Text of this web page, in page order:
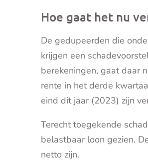
Hoe gaat het nu
De gedupeerden die
krijgen een
berekeningen, gaat daar
rente in het derde
eind dit jaar (2023) zijn
Terecht toegekende
belastbaar loon gezien.
netto zijn.